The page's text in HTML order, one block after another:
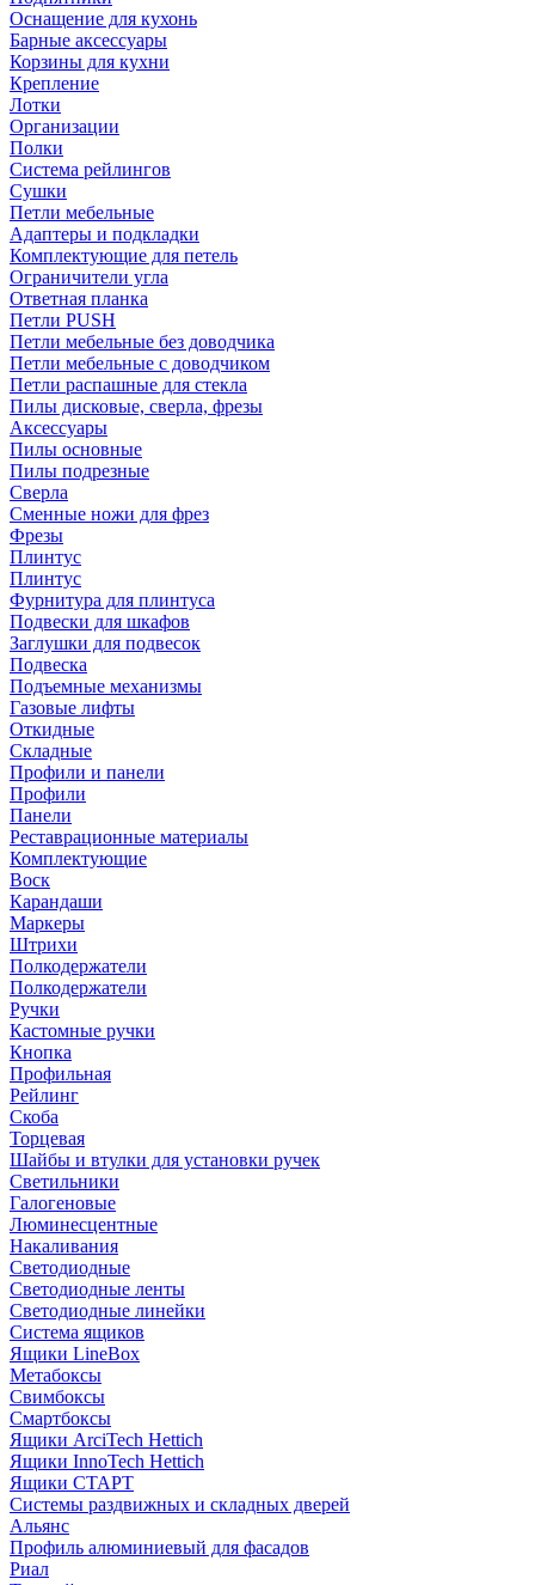
Оснащение для кухонь
Барные аксессуары
Корзины для кухни
Крепление
Лотки
Организации
Полки
Система рейлингов
Сушки
Петли мебельные
Адаптеры и подкладки
Комплектующие для петель
Ограничители угла
Ответная планка
Петли PUSH
Петли мебельные без доводчика
Петли мебельные с доводчиком
Петли распашные для стекла
Пилы дисковые, сверла, фрезы
Аксессуары
Пилы основные
Пилы подрезные
Сверла
Сменные ножи для фрез
Фрезы
Плинтус
Плинтус
Фурнитура для плинтуса
Подвески для шкафов
Заглушки для подвесок
Подвеска
Подъемные механизмы
Газовые лифты
Откидные
Складные
Профили и панели
Профили
Панели
Реставрационные материалы
Комплектующие
Воск
Карандаши
Маркеры
Штрихи
Полкодержатели
Полкодержатели
Ручки
Кастомные ручки
Кнопка
Профильная
Рейлинг
Скоба
Торцевая
Шайбы и втулки для установки ручек
Светильники
Галогеновые
Люминесцентные
Накаливания
Светодиодные
Светодиодные ленты
Светодиодные линейки
Система ящиков
Ящики LineBox
Метабоксы
Свимбоксы
Смартбоксы
Ящики ArciTech Hettich
Ящики InnoTech Hettich
Ящики СТАРТ
Системы раздвижных и складных дверей
Альянс
Профиль алюминиевый для фасадов
Риал